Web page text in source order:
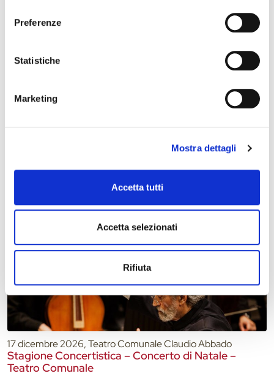
Preferenze
Statistiche
Marketing
Mostra dettagli
Accetta tutti
Accetta selezionati
Rifiuta
Data e ora di fine
16 dicembre 2026, Teatro Nuovo Ferrara
Breaking Brecht – Sing’n’song Cabaret – Spettacolo
e cultura – Teatro Nuovo
17 dicembre 2026, Teatro Comunale Claudio Abbado
Stagione Concertistica – Concerto di Natale –
Teatro Comunale